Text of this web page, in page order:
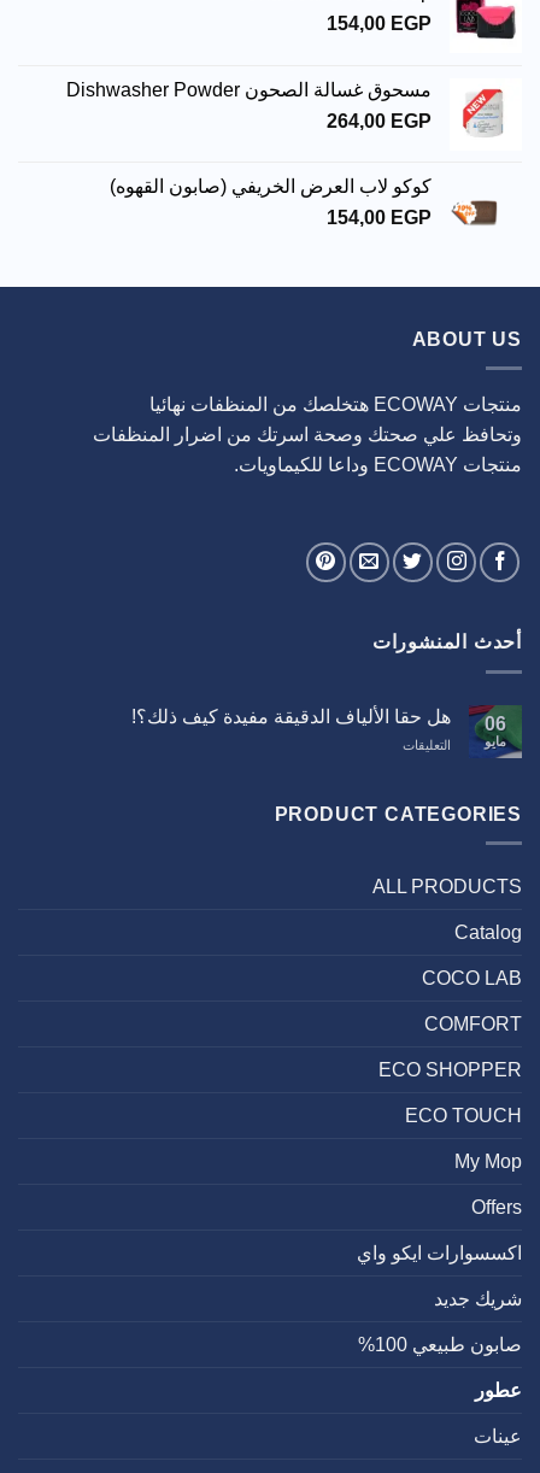
154,00 EGP
مسحوق غسالة الصحون Dishwasher Powder
264,00 EGP
كوكو لاب العرض الخريفي (صابون القهوه)
154,00 EGP
ABOUT US
منتجات ECOWAY هتخلصك من المنظفات نهائيا
وتحافظ علي صحتك وصحة اسرتك من اضرار المنظفات
منتجات ECOWAY وداعا للكيماويات.
أحدث المنشورات
06
مايو
هل حقا الألياف الدقيقة مفيدة كيف ذلك؟!
التعليقاتعلى
الألياف
الدقيقة
ذلك؟!
PRODUCT CATEGORIES
ALL PRODUCTS
Catalog
COCO LAB
COMFORT
ECO SHOPPER
ECO TOUCH
My Mop
Offers
اكسسوارات ايكو واي
شريك جديد
صابون طبيعي 100%
عطور
عينات